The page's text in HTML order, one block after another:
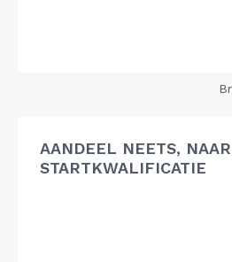
AANDEEL NEETS, NAAR
STARTKWALIFICATIE